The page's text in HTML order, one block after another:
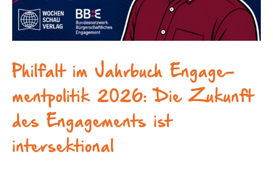
Philf­alt im Jahr­buch Enga­ge­
ment­po­li­tik 2026: Die Zukunft
des Enga­ge­ments ist
intersektional